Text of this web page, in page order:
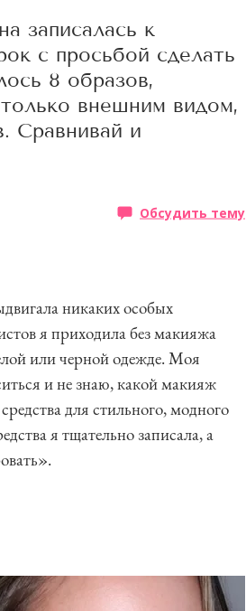
записалась к
с просьбой сделать
8 образов,
внешним видом,
Сравнивай и
Обсудить тему
никаких особых
я приходила без макияжа
или черной одежде. Моя
и не знаю, какой макияж
для стильного, модного
я тщательно записала, а